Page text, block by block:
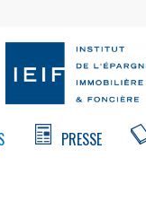
PRESSE